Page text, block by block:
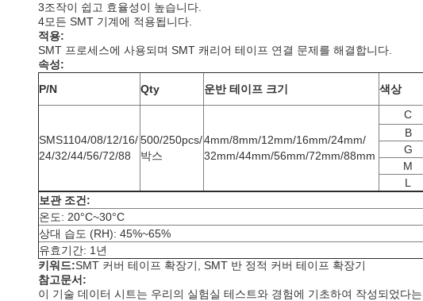
3조작이 쉽고 효율성이 높습니다.
4모든 SMT 기계에 적용됩니다.
적용:
SMT 프로세스에 사용되며 SMT 캐리어 테이프 연결 문제를 해결합니다.
속성:
P/N
Qty 운반 테이프 크기 색상
SMS1104/08/12/16/
24/32/44/56/72/88
500/250pcs/
박스
4mm/8mm/12mm/16mm/24mm/
32mm/44mm/56mm/72mm/88mm
C
B
G
M
L
보관 조건:
온도: 20°C~30°C
상대 습도 (RH): 45%~65%
유효기간: 1년
키워드:SMT 커버 테이프 확장기, SMT 반 정적 커버 테이프 확장기
참고문서 :
이 기술 데이터 시트는 우리의 실험실 테스트와 경험에 기초하여 작성되었다